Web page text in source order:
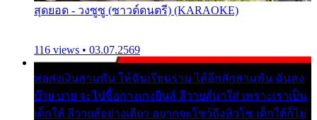
สุดยอด - วงซูซู (ซาวด์ดนตรี) (KARAOKE)
116 views • 03.07.2569
พ่อส่งเงินสามพัน ให้ฉันเรียนราม ได้อีกสักสามพัน ฉันคง
บ๊าย บาย จะไปซื้อกางเกงยีนส์ ลีวายส์มาใส่ เพราะเราเป็น
เด็กใต้ ลีวายส์อย่างเดียว อยากจะโชว์ถึงหิวโซ เด็กใต้ก็ไม่